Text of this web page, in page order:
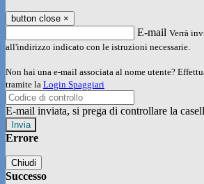
button close ×
E-mail Verrà
all'indirizzo indicato con le istruzioni necessarie.
Non hai una e-mail associata al nome utente?
tramite la Login Spaggiari
E-mail inviata, si prega di controllare la
Errore
Chiudi
Successo